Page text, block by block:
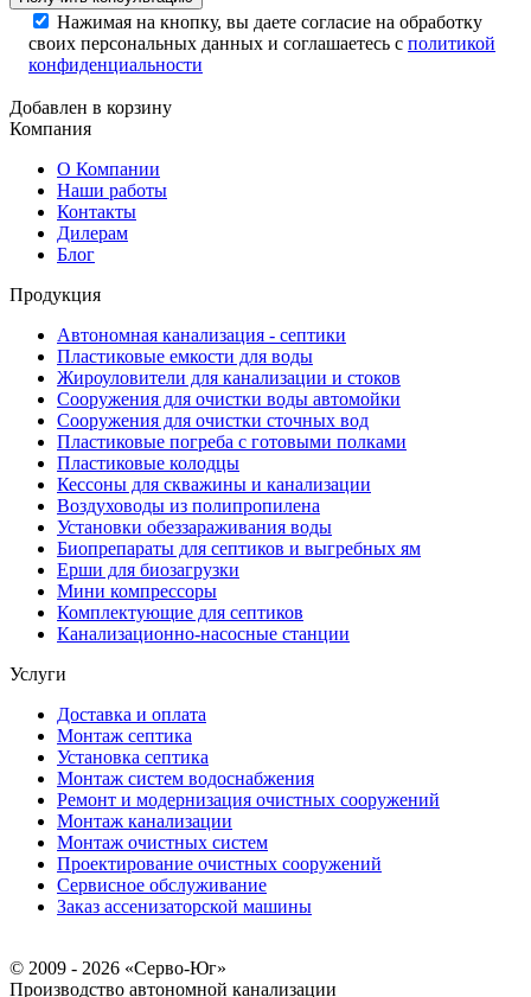
Нажимая на кнопку, вы даете согласие на обработку
своих персональных данных и соглашаетесь с политикой
конфиденциальности
Добавлен в корзину
Компания
О Компании
Наши работы
Контакты
Дилерам
Блог
Продукция
Автономная канализация - септики
Пластиковые емкости для воды
Жироуловители для канализации и стоков
Сооружения для очистки воды автомойки
Сооружения для очистки сточных вод
Пластиковые погреба с готовыми полками
Пластиковые колодцы
Кессоны для скважины и канализации
Воздуховоды из полипропилена
Установки обеззараживания воды
Биопрепараты для септиков и выгребных ям
Ерши для биозагрузки
Мини компрессоры
Комплектующие для септиков
Канализационно-насосные станции
Услуги
Доставка и оплата
Монтаж септика
Установка септика
Монтаж систем водоснабжения
Ремонт и модернизация очистных сооружений
Монтаж канализации
Монтаж очистных систем
Проектирование очистных сооружений
Сервисное обслуживание
Заказ ассенизаторской машины
© 2009 - 2026 «Серво-Юг»
Производство автономной канализации